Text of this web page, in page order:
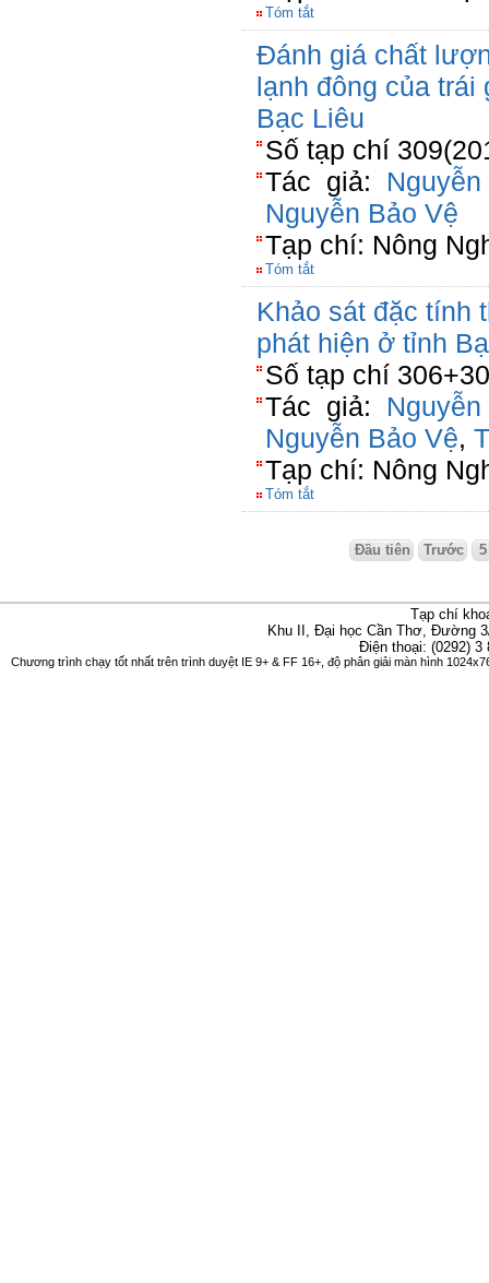
Tóm tắt
Đánh giá chất
lạnh đông của trái
Bạc Liêu
Số tạp chí
Tác giả:
Nguyễn Bảo Vệ
Tạp chí: Nông
Tóm tắt
Khảo sát đặc tính
phát hiện ở tỉnh
Số tạp chí
Tác giả:
Nguyễn Bảo Vệ,
Tạp chí: Nông
Tóm tắt
Đầu tiên Trước 5
Tạp chí
Khu II, Đại học Cần Thơ, Đường
Điện thoại: (0292)
Chương trình chạy tốt nhất trên trình duyệt IE 9+ & FF 16+, độ phân giải màn hình